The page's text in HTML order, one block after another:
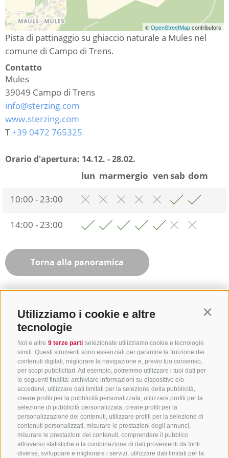
Utilizziamo i cookie e altre
tecnologie
Noi e altre 9 terze parti selezionate utilizziamo cookie e tecnologie
simili. Questi strumenti sono essenziali per garantire la fruizione dei
contenuti digitali, migliorare la navigazione e, previo tuo consenso,
per scopi pubblicitari. Ad esempio, potremmo utilizzare i tuoi dati per
le seguenti finalità: archiviare informazioni su dispositivo e/o
accedervi, utilizzare dati limitati per la selezione della pubblicità,
creare profili per la pubblicità personalizzata, utilizzare profili per la
selezione di pubblicità personalizzata, creare profili per la
personalizzazione dei contenuti, utilizzare profili per la selezione di
contenuti personalizzati, misurare le prestazioni degli annunci,
misurare le prestazioni dei contenuti, comprendere il pubblico
attraverso statistiche o la combinazione di dati provenienti da fonti
diverse, sviluppare e migliorare i servizi, utilizzare dati limitati per la
©OpenStreetMapcontributors
Pista di pattinaggio su ghiaccio naturale a Mules nel
comune di Campo di Trens.
Contatto
Mules
39049 Campo di Trens
info@sterzing.com
www.sterzing.com
T+39 0472 765325
Orario d'apertura: 14.12. - 28.02.
lun marmergio vensab dom
10:00 - 23:00
14:00 - 23:00
Torna alla panoramica
CONTATTACI
+39 0472 765325/+39 0472 760608/+39 0472
632372